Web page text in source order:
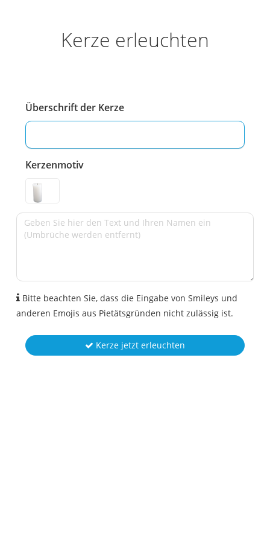
Kerze erleuchten
Überschrift der Kerze
Kerzenmotiv
Bitte beachten Sie, dass die Eingabe von Smileys und
anderen Emojis aus Pietätsgründen nicht zulässig ist.
Kerze jetzt erleuchten